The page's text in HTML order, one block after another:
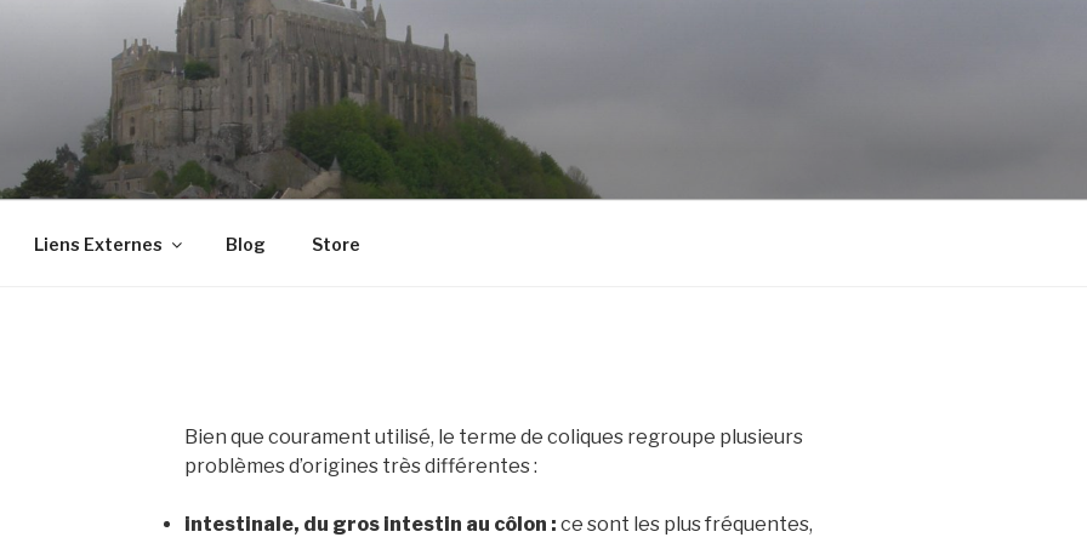
Liens Externes Blog Store
Bien que courament utilisé, le terme de coliques regroupe plusieurs
problèmes d’origines très différentes :
intestinale, du gros intestin au côlon : ce sont les plus fréquentes,